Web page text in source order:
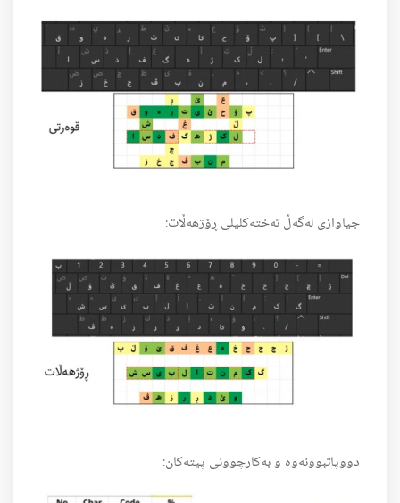
جیاوازی لەگەڵ تەختەکلیلی ڕۆژهەڵات:
دووپاتبوونەوە و بەکارچوونی پیتەکان: